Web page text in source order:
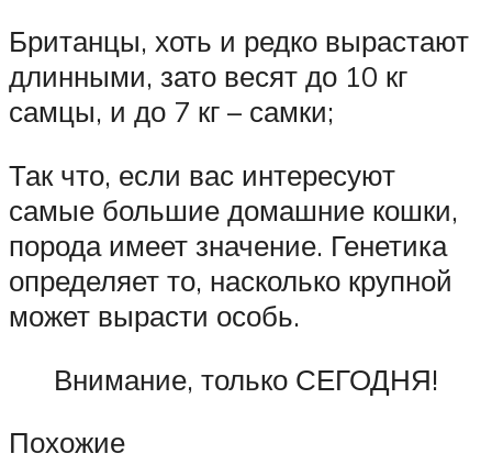
Британцы, хоть и редко вырастают
длинными, зато весят до 10 кг
самцы, и до 7 кг – самки;
Так что, если вас интересуют
самые большие домашние кошки,
порода имеет значение. Генетика
определяет то, насколько крупной
может вырасти особь.
Внимание, только СЕГОДНЯ!
Похожие